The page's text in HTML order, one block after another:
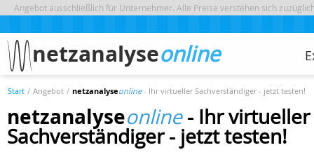
Angebot ausschließlich für Unternehmer. Alle Preise verstehen sich
netzanalyseonline
Start / Angebot / netzanalyseonline- Ihr virtueller Sachverständiger - jetzt testen!
netzanalyseonline- Ihr virtueller
Sachverständiger - jetzt testen!